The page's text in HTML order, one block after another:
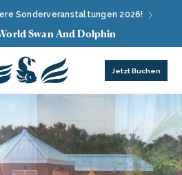
Sonderveranstaltungen 2026!
Swan And Dolphin
Jetzt Buchen